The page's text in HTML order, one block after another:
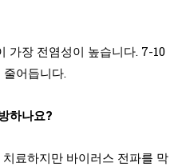
가장 전염성이 높습니다. 7-10
어듭니다.
하나요?
료하지만 바이러스 전파를 막